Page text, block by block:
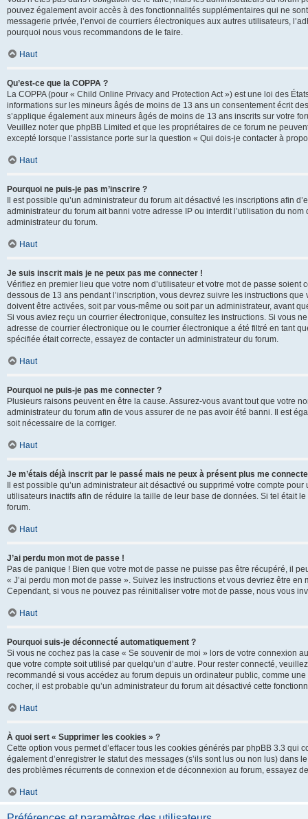
pouvez également avoir accès à des fonctionnalités supplémentaires qui ne
messagerie privée, l’envoi de courriers électroniques aux autres utilisateurs,
pourquoi nous vous recommandons de le faire.
Haut
Qu’est-ce que la COPPA ?
La COPPA (pour « Child Online Privacy and Protection Act ») est une loi des
informations sur les mineurs âgés de moins de 13 ans un consentement écrit
s’applique également aux mineurs âgés de moins de 13 ans inscrits sur votre
Veuillez noter que phpBB Limited et que les propriétaires de ce forum ne
excepté lorsque l’assistance porte sur la question « Qui dois-je contacter à
Haut
Pourquoi ne puis-je pas m’inscrire ?
Il est possible qu’un administrateur du forum ait désactivé les inscriptions afin
administrateur du forum ait banni votre adresse IP ou interdit l’utilisation du
administrateur du forum.
Haut
Je suis inscrit mais je ne peux pas me connecter !
Vérifiez en premier lieu que votre nom d’utilisateur et votre mot de passe
dessous de 13 ans pendant l’inscription, vous devrez suivre les instructions
doivent être activées, soit par vous-même ou soit par un administrateur, avant
Si vous aviez reçu un courrier électronique, consultez les instructions. Si vous
adresse de courrier électronique ou le courrier électronique a été filtré en tant
spécifiée était correcte, essayez de contacter un administrateur du forum.
Haut
Pourquoi ne puis-je pas me connecter ?
Plusieurs raisons peuvent en être la cause. Assurez-vous avant tout que votre
administrateur du forum afin de vous assurer de ne pas avoir été banni. Il est
soit nécessaire de la corriger.
Haut
Je m’étais déjà inscrit par le passé mais ne peux à présent plus me
Il est possible qu’un administrateur ait désactivé ou supprimé votre compte
utilisateurs inactifs afin de réduire la taille de leur base de données. Si tel était
forum.
Haut
J’ai perdu mon mot de passe !
Pas de panique ! Bien que votre mot de passe ne puisse pas être récupéré, il
« J’ai perdu mon mot de passe ». Suivez les instructions et vous devriez être
Cependant, si vous ne pouvez pas réinitialiser votre mot de passe, nous vous
Haut
Pourquoi suis-je déconnecté automatiquement ?
Si vous ne cochez pas la case « Se souvenir de moi » lors de votre connexion
que votre compte soit utilisé par quelqu’un d’autre. Pour rester connecté,
recommandé si vous accédez au forum depuis un ordinateur public, comme
cocher, il est probable qu’un administrateur du forum ait désactivé cette
Haut
À quoi sert « Supprimer les cookies » ?
Cette option vous permet d’effacer tous les cookies générés par phpBB 3.3
également d’enregistrer le statut des messages (s’ils sont lus ou non lus)
des problèmes récurrents de connexion et de déconnexion au forum, essayez
Haut